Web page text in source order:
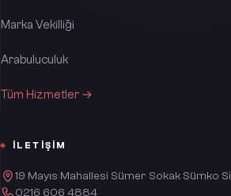
Marka Vekilliği
Arabuluculuk
Tüm Hizmetler →
İLETIŞIM
19 Mayıs Mahallesi Sümer Sokak Sümko
0216 606 4884